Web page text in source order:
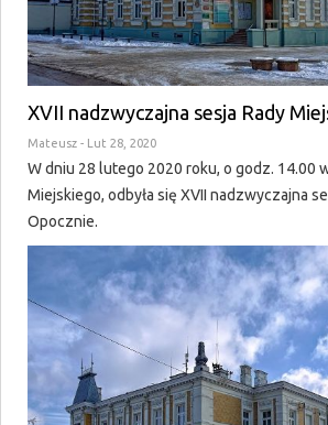
XVII nadzwyczajna sesja Rady
Mateusz - Lut 28, 2020
W dniu 28 lutego 2020 roku, o godz. 14.00
Miejskiego, odbyła się XVII nadzwyczajna
Opocznie.